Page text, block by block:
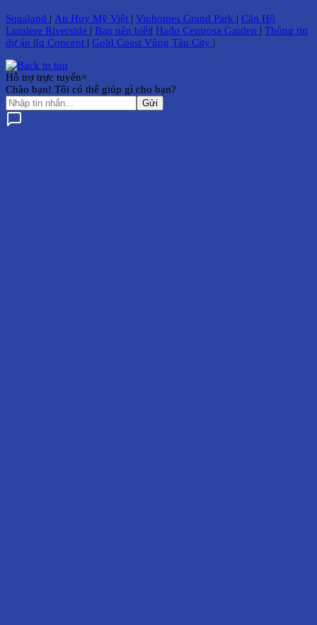
Squaland | An Huy Mỹ Việt | Vinhomes Grand Park | Căn Hộ
Lumiere Riverside | Bạn nên biết| Hado Centrosa Garden | Thông tin
dự án |Iq Concept | Gold Coast Vũng Tàu City |
Hỗ trợ trực tuyến×
Chào bạn! Tôi có thể giúp gì cho bạn?
Gửi